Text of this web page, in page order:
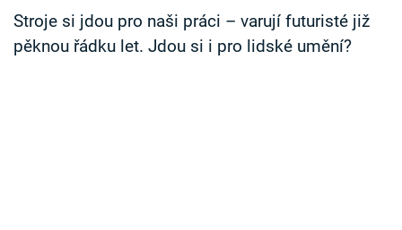
Sledujte nás
Stroje si jdou pro naši práci – varují futuristé již
pěknou řádku let. Jdou si i pro lidské umění?